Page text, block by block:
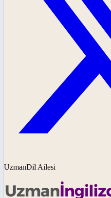
UzmanDil Ailesi